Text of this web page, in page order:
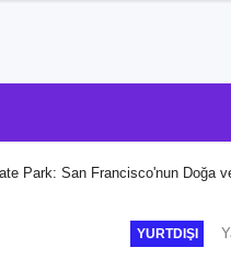
Park: San Francisco'nun Doğa
YURTDIŞI